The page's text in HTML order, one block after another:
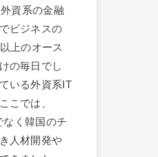
資系の金融
ビジネスの
上のオース
の毎日でし
いる外資系IT
こでは、
なく韓国のチ
人材開発や